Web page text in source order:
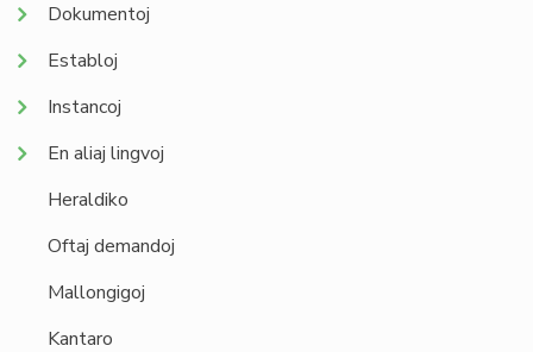
Dokumentoj
Establoj
Instancoj
En aliaj lingvoj
Heraldiko
Oftaj demandoj
Mallongigoj
Kantaro